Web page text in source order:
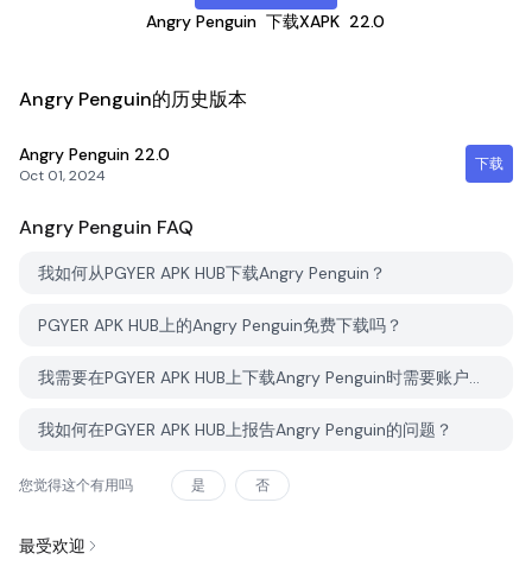
Angry Penguin 下载XAPK 22.0
Angry Penguin的历史版本
Angry Penguin 22.0
Oct 01, 2024
下载
Angry Penguin FAQ
我如何从PGYER APK HUB下载Angry Penguin？
PGYER APK HUB上的Angry Penguin免费下载吗？
我需要在PGYER APK HUB上下载Angry Penguin时需要账户吗？
我如何在PGYER APK HUB上报告Angry Penguin的问题？
您觉得这个有用吗 是 否
最受欢迎